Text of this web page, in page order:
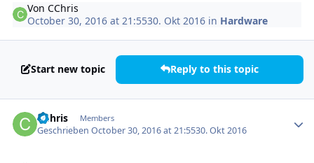
VonCChris
October 30, 2016 at 21:5530. Okt 2016 in Hardware
Start new topic Reply to this topic
CChris Members
GeschriebenOctober 30, 2016 at 21:5530. Okt 2016